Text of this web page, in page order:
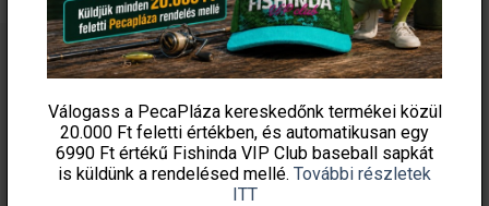
ÉRTESÜLJ ELSŐKÉNT! IRATKOZZ FEL A
Válogass a PecaPláza kereskedőnk termékei közül
20.000 Ft feletti értékben, és automatikusan egy
6990 Ft értékű Fishinda VIP Club baseball sapkát
is küldünk a rendelésed mellé. További részletek
ITT